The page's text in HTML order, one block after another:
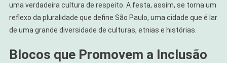
uma verdadeira cultura de respeito. A festa, assim, se torna um
reflexo da pluralidade que define São Paulo, uma cidade que é lar
de uma grande diversidade de culturas, etnias e histórias.
Blocos que Promovem a Inclusão